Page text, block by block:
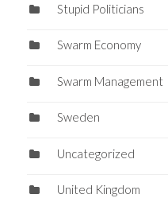
Stupid Politicians
Swarm Economy
Swarm Management
Sweden
Uncategorized
United Kingdom